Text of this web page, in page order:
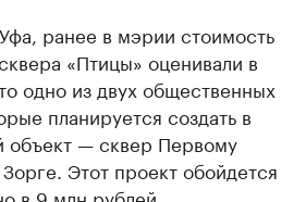
ранее в мэрии стоимость
«Птицы» оценивали в
одно из двух общественных
планируется создать в
объект — сквер Первому
Этот проект обойдется